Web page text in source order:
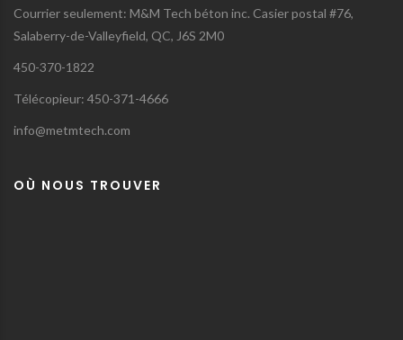
Courrier seulement: M&M Tech béton inc. Casier postal #76,
Salaberry-de-Valleyfield, QC, J6S 2M0
450-370-1822
Télécopieur: 450-371-4666
info@metmtech.com
OÙ NOUS TROUVER